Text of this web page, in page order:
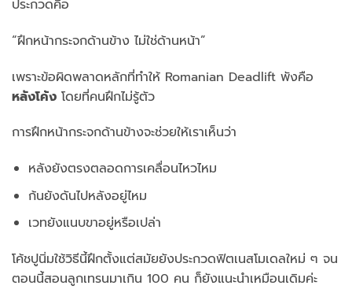
ประกวดคือ
“ฝึกหน้ากระจกด้านข้าง ไม่ใช่ด้านหน้า”
เพราะข้อผิดพลาดหลักที่ทำให้ Romanian Deadlift พังคือ
หลังโค้ง โดยที่คนฝึกไม่รู้ตัว
การฝึกหน้ากระจกด้านข้างจะช่วยให้เราเห็นว่า
หลังยังตรงตลอดการเคลื่อนไหวไหม
ก้นยังดันไปหลังอยู่ไหม
เวทยังแนบขาอยู่หรือเปล่า
โค้ชปูนิ่มใช้วิธีนี้ฝึกตั้งแต่สมัยยังประกวดฟิตเนสโมเดลใหม่ ๆ จน
ตอนนี้สอนลูกเทรนมาเกิน 100 คน ก็ยังแนะนำเหมือนเดิมค่ะ